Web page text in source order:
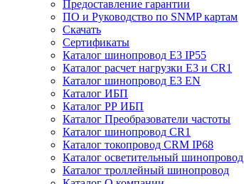
Предоставление гарантии
ПО и Руководство по SNMP картам
Скачать
Сертификаты
Каталог шинопровод E3 IP55
Каталог расчет нагрузки Е3 и CR1
Каталог шинопровод E3 EN
Каталог ИБП
Каталог РР ИБП
Каталог Преобразователи частоты
Каталог шинопровод CR1
Каталог токопровод CRM IP68
Каталог осветительный шинопровод
Каталог троллейный шинопровод